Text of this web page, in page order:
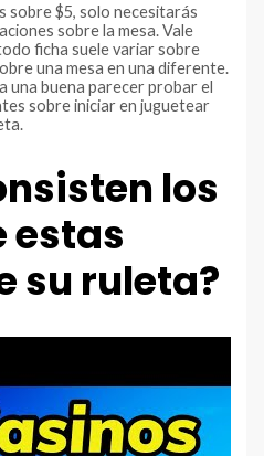
sobre $5, solo necesitarás
sobre la mesa. Vale
ficha suele variar sobre
una mesa en una diferente.
una buena parecer probar el
sobre iniciar en juguetear
los
estas
su ruleta?